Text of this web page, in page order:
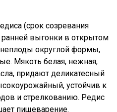
(срок созревания
выгонки в открытом
округлой формы,
Мякоть белая, нежная,
придают деликатесный
устойчив к
и стрелкованию. Редис
пищеварение.